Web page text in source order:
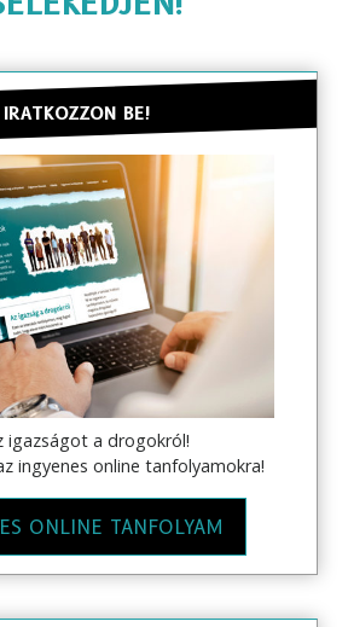
IRATKOZZON BE!
igazságot a drogokról!
ingyenes online tanfolyamokra!
ONLINE TANFOLYAM